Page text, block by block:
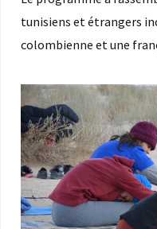
tunisiens et étrangers
colombienne et une